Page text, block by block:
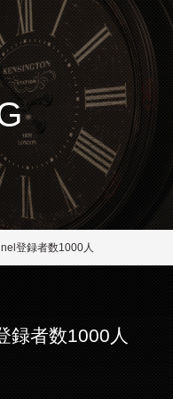
ロ】- 大阪・福島区の美容室
登録者数1000人
録者数1000人